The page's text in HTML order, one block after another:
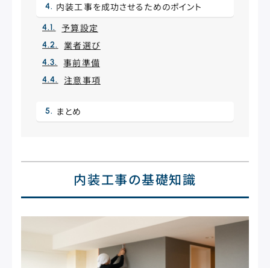
内装工事を成功させるためのポイント
予算設定
業者選び
事前準備
注意事項
まとめ
内装工事の基礎知識